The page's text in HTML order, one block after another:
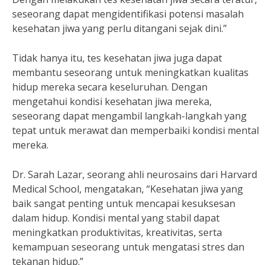
seseorang dapat mengidentifikasi potensi masalah
kesehatan jiwa yang perlu ditangani sejak dini.”
Tidak hanya itu, tes kesehatan jiwa juga dapat
membantu seseorang untuk meningkatkan kualitas
hidup mereka secara keseluruhan. Dengan
mengetahui kondisi kesehatan jiwa mereka,
seseorang dapat mengambil langkah-langkah yang
tepat untuk merawat dan memperbaiki kondisi mental
mereka.
Dr. Sarah Lazar, seorang ahli neurosains dari Harvard
Medical School, mengatakan, “Kesehatan jiwa yang
baik sangat penting untuk mencapai kesuksesan
dalam hidup. Kondisi mental yang stabil dapat
meningkatkan produktivitas, kreativitas, serta
kemampuan seseorang untuk mengatasi stres dan
tekanan hidup.”